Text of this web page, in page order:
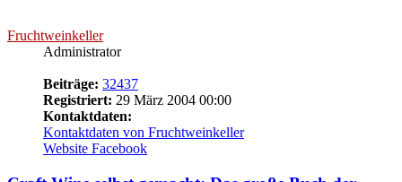
Kontaktdaten von Fruchtweinkeller
Website Facebook
Craft Wine selbst gemacht: Das große Buch der
Fruchtweinbereitung + Neugestaltung Homepage
Zitieren